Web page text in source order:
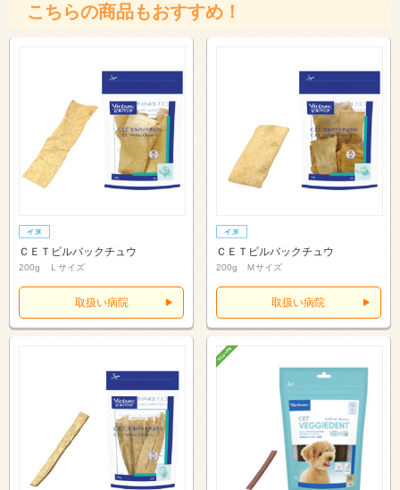
こちらの商品もおすすめ！
ＣＥＴビルバックチュウ
200g Ｌサイズ
取扱い病院
ＣＥＴビルバックチュウ
200g Ｍサイズ
取扱い病院